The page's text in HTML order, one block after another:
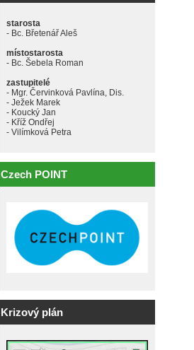
starosta
- Bc. Břetenář Aleš
místostarosta
- Bc. Šebela Roman
zastupitelé
- Mgr. Červinková Pavlína, Dis.
- Ježek Marek
- Koucký Jan
- Kříž Ondřej
- Vilímková Petra
Czech POINT
Krizový plán